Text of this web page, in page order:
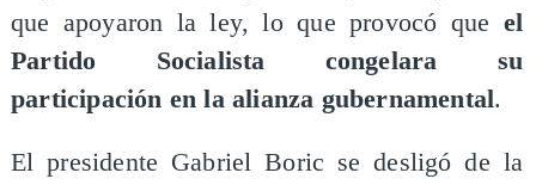
que apoyaron la ley, lo que provocó que el
Partido Socialista congelara su
participación en la alianza gubernamental.
El presidente Gabriel Boric se desligó de la